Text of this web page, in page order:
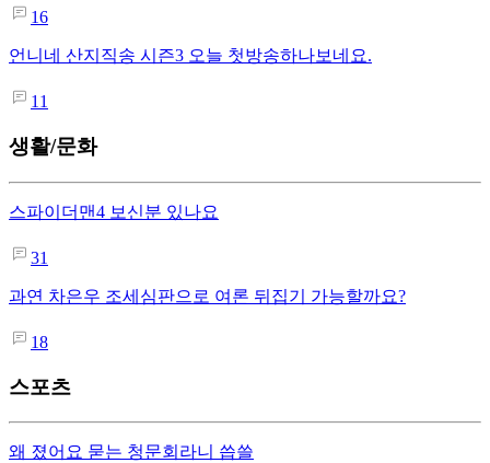
16
언니네 산지직송 시즌3 오늘 첫방송하나보네요.
11
생활/문화
스파이더맨4 보신분 있나요
31
과연 차은우 조세심판으로 여론 뒤집기 가능할까요?
18
스포츠
왜 졌어요 묻는 청문회라니 씁쓸